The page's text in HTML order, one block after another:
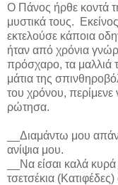
Ο Πάνος ήρθε κοντά
μυστικά τους.
εκτελούσε κάποια
ήταν από χρόνια
πρόσχαρο, τα μαλλιά
μάτια της
του χρόνου, περίμενε
ρώτησα.
__Διαμάντω μου
ανίψια μου.
__Να είσαι καλά
τσετσέκια